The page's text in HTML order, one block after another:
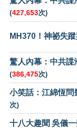
(427,653次)
MH370！神祕失
驚人內幕：中共諜
(386,475次)
小笑話：江綿恆問
次)
十八大趣聞 吳儀